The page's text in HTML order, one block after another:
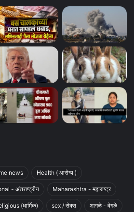
news Health ( आरोग्य )
- अंतराष्ट्रीय Maharashtra - महाराष्ट्र
(धार्मिक) sex / सेक्स आगळे - वेगळे